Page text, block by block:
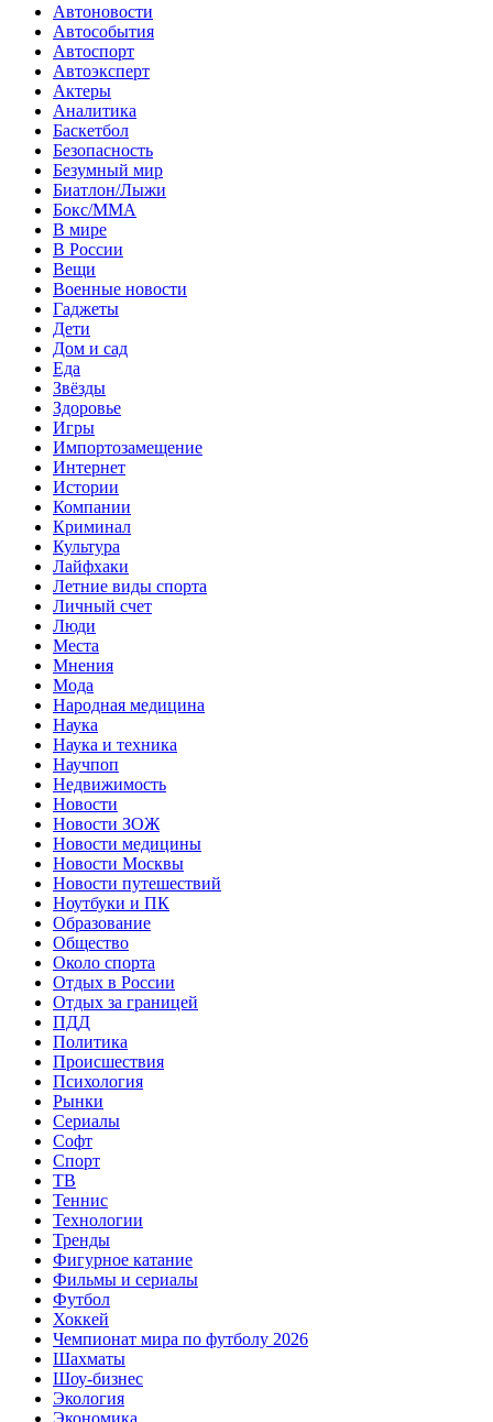
Автоновости
Автособытия
Автоспорт
Автоэксперт
Актеры
Аналитика
Баскетбол
Безопасность
Безумный мир
Биатлон/Лыжи
Бокс/MMA
В мире
В России
Вещи
Военные новости
Гаджеты
Дети
Дом и сад
Еда
Звёзды
Здоровье
Игры
Импортозамещение
Интернет
Истории
Компании
Криминал
Культура
Лайфхаки
Летние виды спорта
Личный счет
Люди
Места
Мнения
Мода
Народная медицина
Наука
Наука и техника
Научпоп
Недвижимость
Новости
Новости ЗОЖ
Новости медицины
Новости Москвы
Новости путешествий
Ноутбуки и ПК
Образование
Общество
Около спорта
Отдых в России
Отдых за границей
ПДД
Политика
Происшествия
Психология
Рынки
Сериалы
Софт
Спорт
ТВ
Теннис
Технологии
Тренды
Фигурное катание
Фильмы и сериалы
Футбол
Хоккей
Чемпионат мира по футболу 2026
Шахматы
Шоу-бизнес
Экология
Экономика